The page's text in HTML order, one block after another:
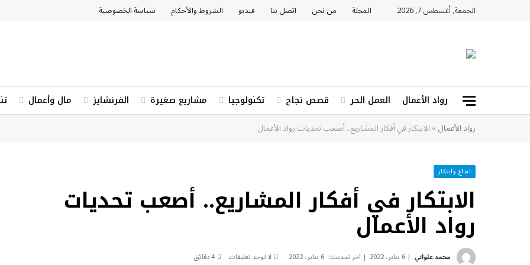
الجمعة, أغسطس 7, 2026 المجلة من نحن اتصل بنا فيديو الشروط والأحكام سياسة الخصوصية
رواد الأعمال العمل الحر قصص نجاح تكنولوجيا مشاريع صغيرة الفرنشايز مال وأعمال
رواد الأعمال»الابتكار في أفكار المشاريع.. أصعب تحديات رواد الأعمال
ابداع وابتكار
الابتكار في أفكار المشاريع.. أصعب تحديات
رواد الأعمال
محمد علواني 6 يناير، 2022 آخر تحديث: 6 يناير، 2022 لا توجد تعليقات 4 دقائق